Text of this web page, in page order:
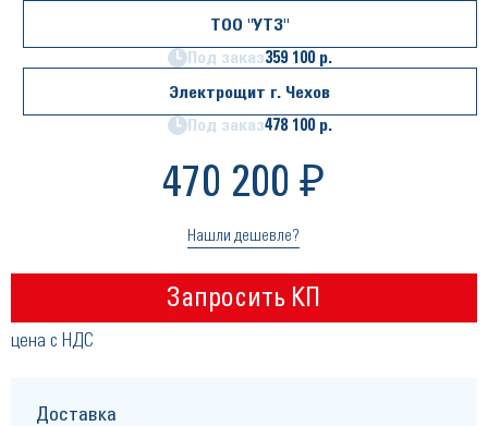
ТОО "УТЗ"
Под заказ359 100 р.
Электрощит г. Чехов
Под заказ478 100 р.
470 200 ₽
Нашли дешевле?
Запросить КП
цена с НДС
Доставка